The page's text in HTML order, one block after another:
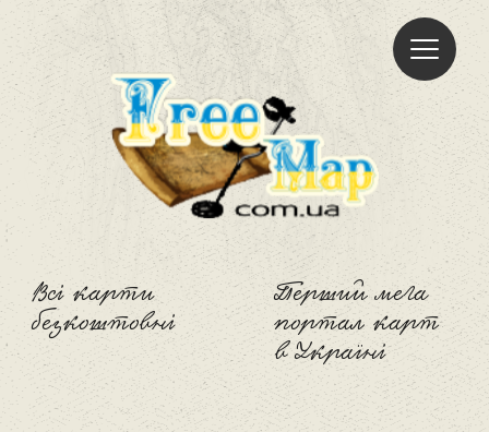
Всі карти
безкоштовні
Freemap
Перший мега
портал карт
в Україні